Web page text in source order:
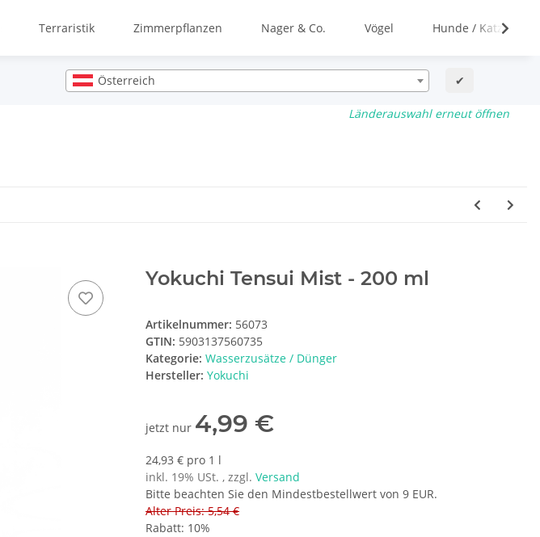
Terraristik Zimmerpflanzen Nager & Co. Vögel Hunde / Katzen
Österreich ✔
Länderauswahl erneut öffnen
Yokuchi Tensui Mist - 200 ml
Artikelnummer: 56073
GTIN: 5903137560735
Kategorie: Wasserzusätze / Dünger
Hersteller: Yokuchi
jetzt nur 4,99 €
24,93 € pro 1 l
inkl. 19% USt. , zzgl. Versand
Bitte beachten Sie den Mindestbestellwert von 9 EUR.
Alter Preis: 5,54 €
Rabatt: 10%